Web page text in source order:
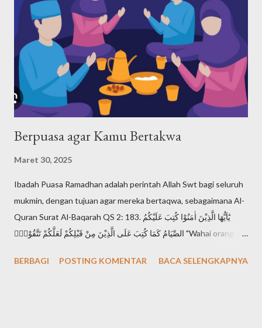
Musa mendefiniskan dan mengajarkan ketuhanan kepada
kaumnya? Nabi Musa dengan tegas menyatakan bahwa Tuhan
adalah Yang Maha Esa. Pernyataan yang paling terkenal tentang
keesaan Tuhan dalam ajaran Musa ada dalam Ulangan 6:4, yang
disebut Shema Israel: "Dengarlah, hai Israel: Tuhan itu Allah
kita, Tuhan itu esa!". Shema Israel a...
Berpuasa agar Kamu Bertakwa
Maret 30, 2025
Ibadah Puasa Ramadhan adalah perintah Allah Swt bagi seluruh
mukmin, dengan tujuan agar mereka bertaqwa, sebagaimana Al-
Quran Surat Al-Baqarah QS 2: 183. يٰٓاَيُّهَا الَّذِيْنَ اٰمَنُوْا كُتِبَ عَلَيْكُمُ
الصِّيَامُ كَمَا كُتِبَ عَلَى الَّذِيْنَ مِنْ قَبْلِكُمْ لَعَلَّكُمْ تَتَّقُوْنَۙ "Wahai orang-
sebagaimana diwajibkan atas orang-orang sebelum kamu agar
BERBAGI POSTING KOMENTAR BACA SELENGKAPNYA